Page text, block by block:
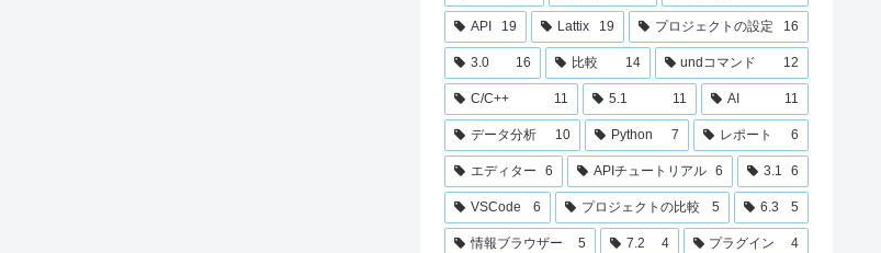
API 19 Lattix 19 プロジェクトの設定 16
3.0 16 比較 14 undコマンド 12
C/C++ 11 5.1 11 AI 11
データ分析 10 Python 7 レポート 6
エディター 6 APIチュートリアル 6 3.1 6
VSCode 6 プロジェクトの比較 5 6.3 5
情報ブラウザー 5 7.2 4 プラグイン 4